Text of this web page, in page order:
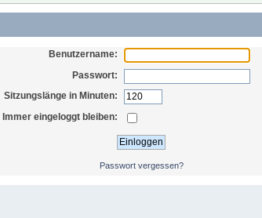
Benutzername:
Passwort:
Sitzungslänge in Minuten:
Immer eingeloggt bleiben:
Passwort vergessen?